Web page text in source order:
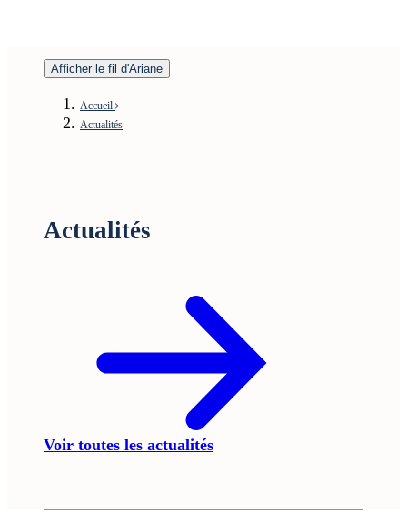
Afficher le fil d'Ariane
Accueil
Actualités
Actualités
Voir toutes les actualités